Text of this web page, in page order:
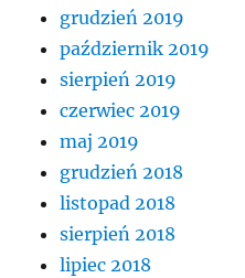
grudzień 2019
październik 2019
sierpień 2019
czerwiec 2019
maj 2019
grudzień 2018
listopad 2018
sierpień 2018
lipiec 2018